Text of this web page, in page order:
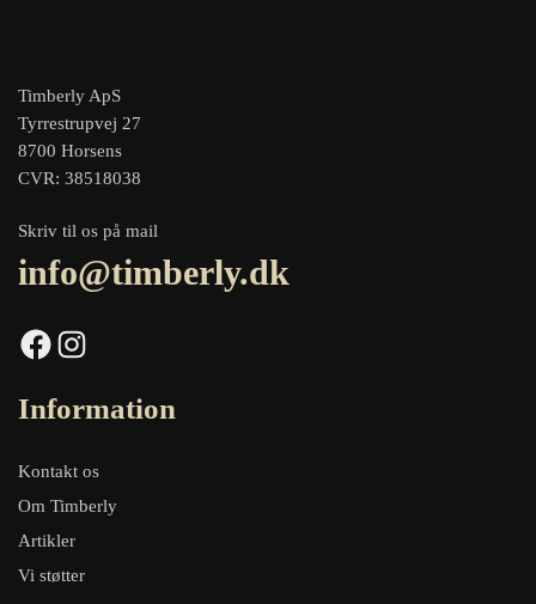
Timberly ApS
Tyrrestrupvej 27
8700 Horsens
CVR: 38518038
Skriv til os på mail
info@timberly.dk
Facebook Instagram
Information
Kontakt os
Om Timberly
Artikler
Vi støtter